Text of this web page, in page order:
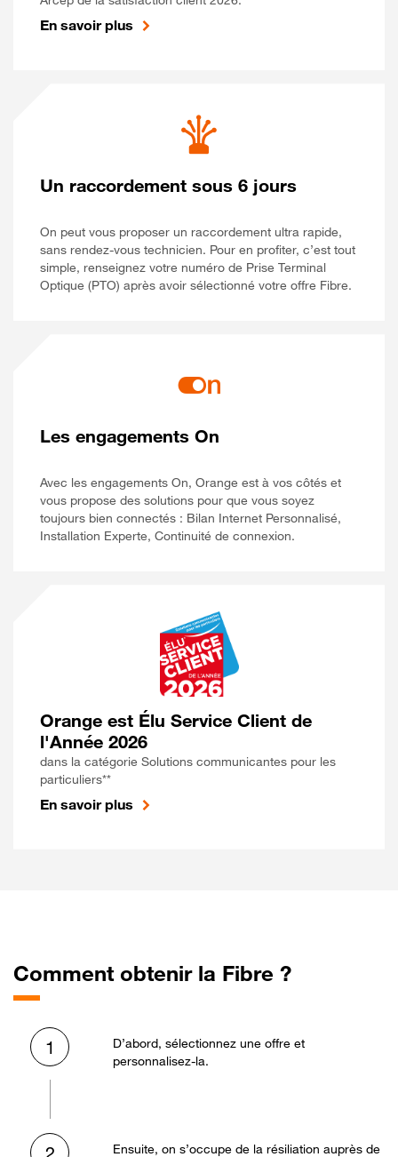
En savoir plus
Un raccordement sous 6 jours
On peut vous proposer un raccordement ultra rapide,
sans rendez-vous technicien. Pour en profiter, c’est tout
simple, renseignez votre numéro de Prise Terminal
Optique (PTO) après avoir sélectionné votre offre Fibre.
Les engagements On
Avec les engagements On, Orange est à vos côtés et
vous propose des solutions pour que vous soyez
toujours bien connectés : Bilan Internet Personnalisé,
Installation Experte, Continuité de connexion.
Orange est Élu Service Client de
l'Année 2026
dans la catégorie Solutions communicantes pour les
particuliers**
En savoir plus
Comment obtenir la Fibre ?
1
D’abord, sélectionnez une offre et
personnalisez-la.
Ensuite, on s’occupe de la résiliation auprès de